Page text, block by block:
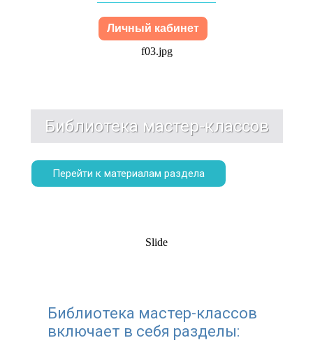
Личный кабинет
f03.jpg
Библиотека мастер-классов
Перейти к материалам раздела
Slide
Библиотека мастер-классов
включает в себя разделы: